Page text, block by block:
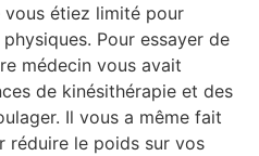
étiez limité pour
Pour essayer de
médecin vous avait
de kinésithérapie et des
Il vous a même fait
réduire le poids sur vos